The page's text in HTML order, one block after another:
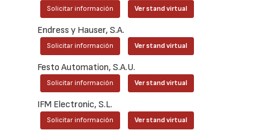
Solicitar información Ver stand virtual
Endress y Hauser, S.A.
Solicitar información Ver stand virtual
Festo Automation, S.A.U.
Solicitar información Ver stand virtual
IFM Electronic, S.L.
Solicitar información Ver stand virtual